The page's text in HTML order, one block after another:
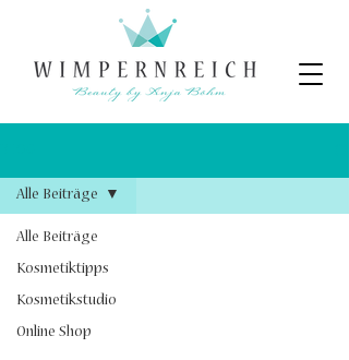
Alle Beiträge
Kosmetiktipps
Kosmetikstudio
Online Shop
Alle Beiträge